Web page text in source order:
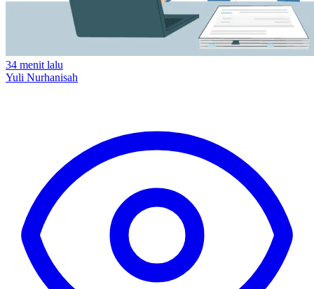
34 menit lalu
Yuli Nurhanisah